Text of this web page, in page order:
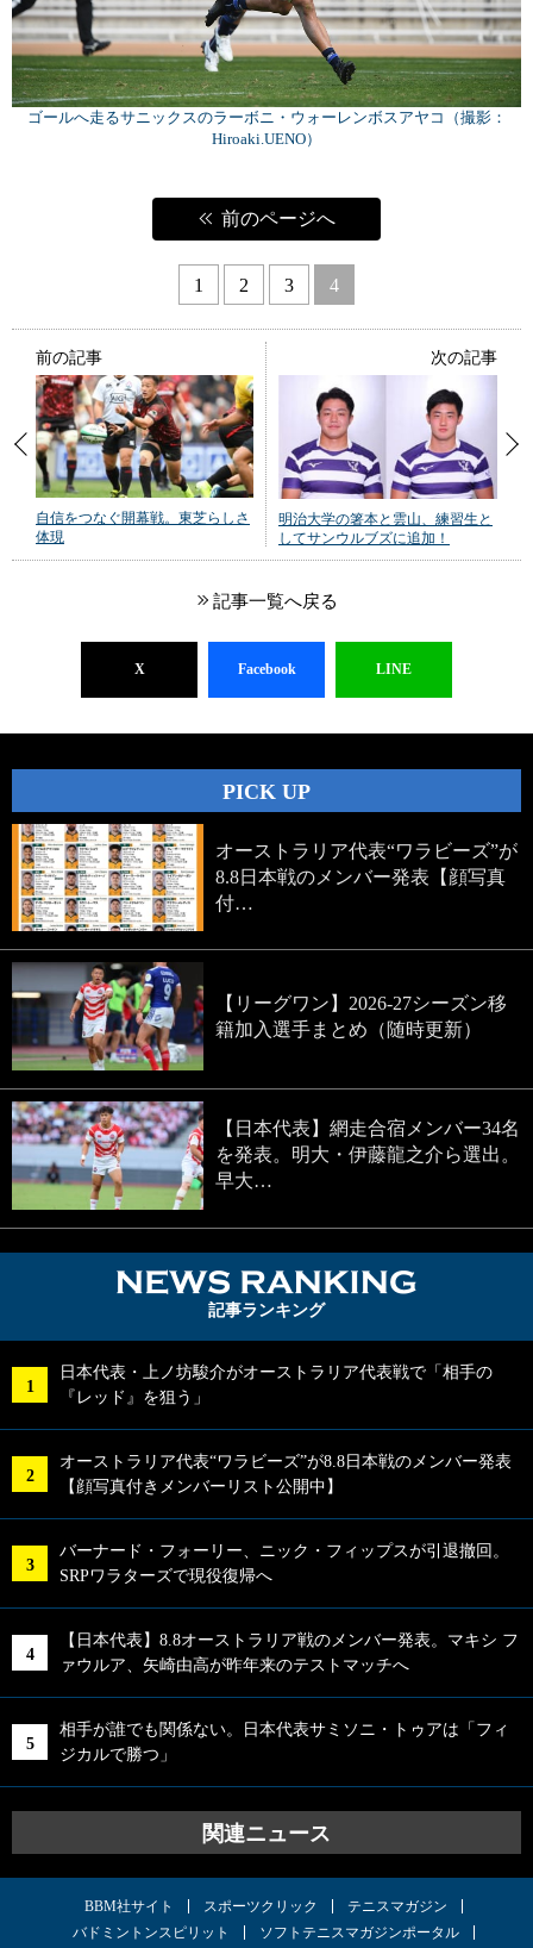
ゴールへ走るサニックスのラーボニ・ウォーレンボスアヤコ（撮影：
Hiroaki.UENO）
前のページへ
1 2 3 4
前の記事
自信をつなぐ開幕戦。東芝らしさ
体現
次の記事
明治大学の箸本と雲山、練習生と
してサンウルブズに追加！
記事一覧へ戻る
X Facebook LINE
PICK UP
オーストラリア代表“ワラビーズ”が
8.8日本戦のメンバー発表【顔写真
付…
【リーグワン】2026-27シーズン移
籍加入選手まとめ（随時更新）
【日本代表】網走合宿メンバー34名
を発表。明大・伊藤龍之介ら選出。
早大…
記事ランキング
日本代表・上ノ坊駿介がオーストラリア代表戦で「相手の
『レッド』を狙う」
オーストラリア代表“ワラビーズ”が8.8日本戦のメンバー発表
【顔写真付きメンバーリスト公開中】
バーナード・フォーリー、ニック・フィップスが引退撤回。
SRPワラターズで現役復帰へ
【日本代表】8.8オーストラリア戦のメンバー発表。マキシ フ
ァウルア、矢崎由高が昨年来のテストマッチへ
相手が誰でも関係ない。日本代表サミソニ・トゥアは「フィ
ジカルで勝つ」
関連ニュース
BBM社サイト スポーツクリック
テニスマガジン
バドミントンスピリット
ソフトテニスマガジンポータル